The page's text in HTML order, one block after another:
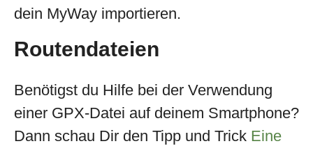
dein MyWay importieren.
Routendateien
Benötigst du Hilfe bei der Verwendung
einer GPX-Datei auf deinem Smartphone?
Dann schau Dir den Tipp und Trick Eine